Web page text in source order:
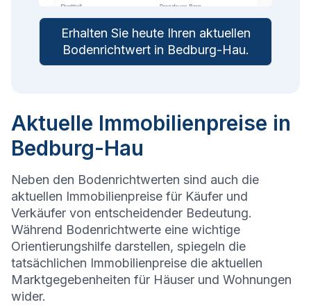
Erhalten Sie heute Ihren aktuellen
Bodenrichtwert in Bedburg-Hau.
Aktuelle Immobilienpreise in
Bedburg-Hau
Neben den Bodenrichtwerten sind auch die
aktuellen Immobilienpreise für Käufer und
Verkäufer von entscheidender Bedeutung.
Während Bodenrichtwerte eine wichtige
Orientierungshilfe darstellen, spiegeln die
tatsächlichen Immobilienpreise die aktuellen
Marktgegebenheiten für Häuser und Wohnungen
wider.